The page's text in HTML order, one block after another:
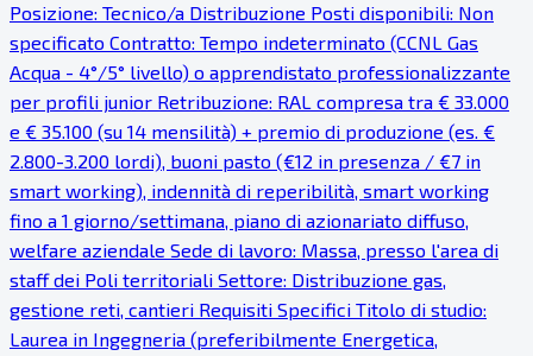
Posizione: Tecnico/a Distribuzione Posti disponibili: Non
specificato Contratto: Tempo indeterminato (CCNL Gas
Acqua - 4°/5° livello) o apprendistato professionalizzante
per profili junior Retribuzione: RAL compresa tra € 33.000
e € 35.100 (su 14 mensilità) + premio di produzione (es. €
2.800-3.200 lordi), buoni pasto (€12 in presenza / €7 in
smart working), indennità di reperibilità, smart working
fino a 1 giorno/settimana, piano di azionariato diffuso,
welfare aziendale Sede di lavoro: Massa, presso l'area di
staff dei Poli territoriali Settore: Distribuzione gas,
gestione reti, cantieri Requisiti Specifici Titolo di studio:
Laurea in Ingegneria (preferibilmente Energetica,